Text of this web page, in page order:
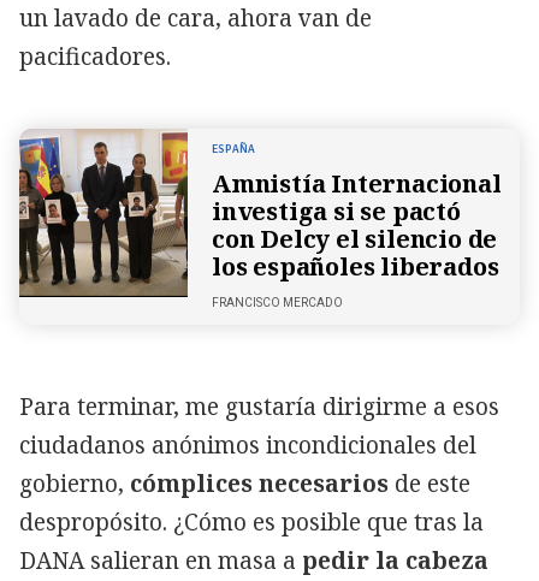
un lavado de cara, ahora van de
pacificadores.
ESPAÑA
Amnistía Internacional
investiga si se pactó
con Delcy el silencio de
los españoles liberados
FRANCISCO MERCADO
Para terminar, me gustaría dirigirme a esos
ciudadanos anónimos incondicionales del
gobierno, cómplices necesarios de este
despropósito. ¿Cómo es posible que tras la
DANA salieran en masa a pedir la cabeza